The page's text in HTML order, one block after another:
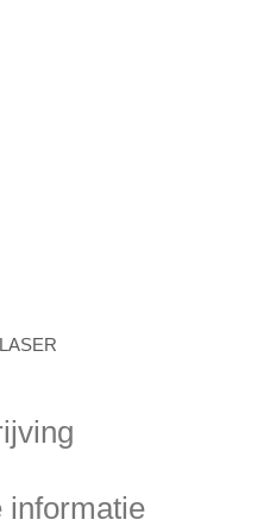
LASER
informatie